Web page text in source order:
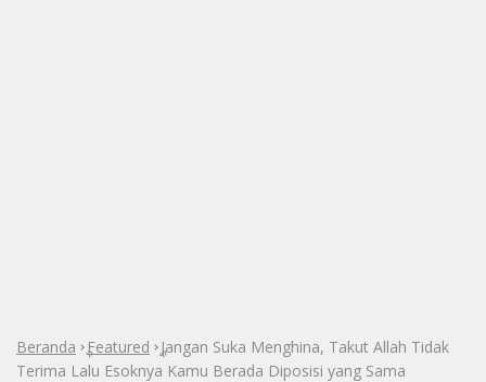
Beranda »Featured »Jangan Suka Menghina, Takut Allah Tidak
Terima Lalu Esoknya Kamu Berada Diposisi yang Sama